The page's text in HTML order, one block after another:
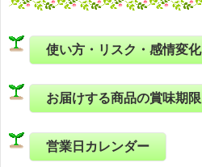
使い方・リスク・感情変化
お届けする商品の賞味期限
営業日カレンダー